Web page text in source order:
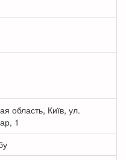
область, Київ, ул.
1